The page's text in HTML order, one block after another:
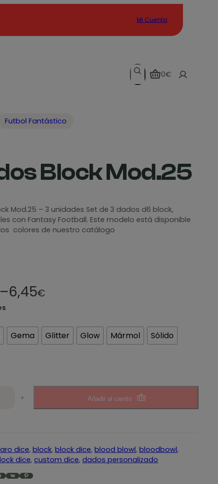
Mi Cuenta
Search
0€
Futbol Fantástico
Block Mod.25
Mod.25 – 3 unidades Set de 3 dados d6 block,
con Fantasy Football. Este modelo está disponible
colores de nuestro catálogo
–6,45€
Gema Glitter Glow Mármol
Sólido
+ Añadir al carrito
dice, block, block dice, blood blowl, bloodbowl
dice, custom dice, dados personalizado
VK Pinterest